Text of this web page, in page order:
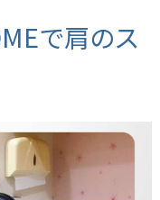
で肩のス